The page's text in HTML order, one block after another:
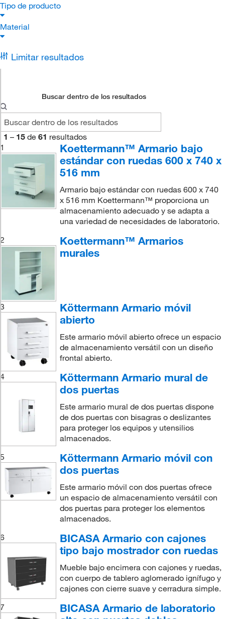
Tipo de producto
Material
Limitar resultados
Buscar dentro de los resultados
1 – 15 de 61 resultados
1
Koettermann™ Armario bajo
estándar con ruedas 600 x 740 x
516 mm
Armario bajo estándar con ruedas 600 x 740
x 516 mm Koettermann™ proporciona un
almacenamiento adecuado y se adapta a
una variedad de necesidades de laboratorio.
2
Koettermann™ Armarios
murales
3
Köttermann Armario móvil
abierto
Este armario móvil abierto ofrece un espacio
de almacenamiento versátil con un diseño
frontal abierto.
4
Köttermann Armario mural de
dos puertas
Este armario mural de dos puertas dispone
de dos puertas con bisagras o deslizantes
para proteger los equipos y utensilios
almacenados.
5
Köttermann Armario móvil con
dos puertas
Este armario móvil con dos puertas ofrece
un espacio de almacenamiento versátil con
dos puertas para proteger los elementos
almacenados.
6
BICASA Armario con cajones
tipo bajo mostrador con ruedas
Mueble bajo encimera con cajones y ruedas,
con cuerpo de tablero aglomerado ignífugo y
cajones con cierre suave y cerradura simple.
7
BICASA Armario de laboratorio